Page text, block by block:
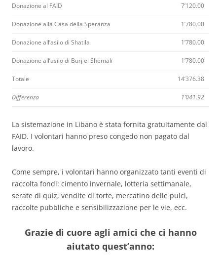
Donazione al FAID 7’120.00
Donazione alla Casa della Speranza 1’780.00
Donazione all’asilo di Shatila 1’780.00
Donazione all’asilo di Burj el Shemali 1’780.00
Totale 14’376.38
Differenza 1’041.92
La sistemazione in Libano è stata fornita gratuitamente dal
FAID. I volontari hanno preso congedo non pagato dal
lavoro.
Come sempre, i volontari hanno organizzato tanti eventi di
raccolta fondi: cimento invernale, lotteria settimanale,
serate di quiz, vendite di torte, mercatino delle pulci,
raccolte pubbliche e sensibilizzazione per le vie, ecc.
Grazie di cuore agli amici che ci hanno
aiutato quest’anno: